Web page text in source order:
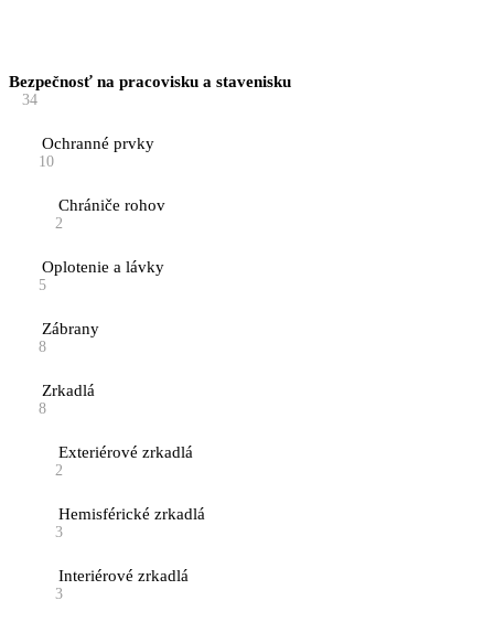
Bezpečnosť na pracovisku a stavenisku
34
Ochranné prvky
10
Chrániče rohov
2
Oplotenie a lávky
5
Zábrany
8
Zrkadlá
8
Exteriérové zrkadlá
2
Hemisférické zrkadlá
3
Interiérové zrkadlá
3